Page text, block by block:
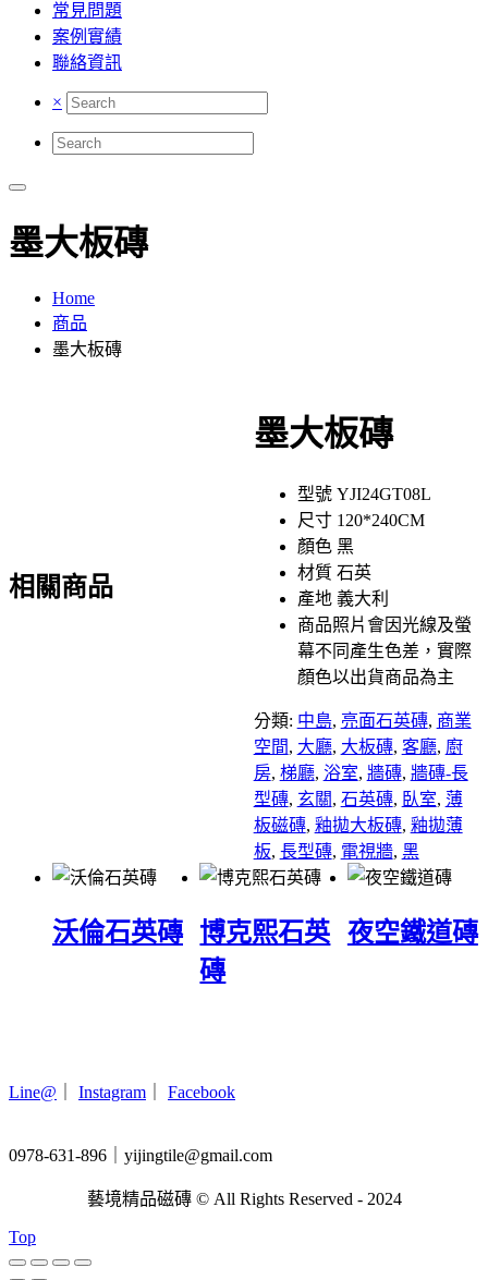
常見問題
案例實績
聯絡資訊
×
墨大板磚
Home
商品
墨大板磚
墨大板磚
型號 YJI24GT08L
尺寸 120*240CM
顏色 黑
材質 石英
產地 義大利
商品照片會因光線及螢
幕不同產生色差，實際
顏色以出貨商品為主
分類: 中島, 亮面石英磚, 商業
空間, 大廳, 大板磚, 客廳, 廚
房, 梯廳, 浴室, 牆磚, 牆磚-長
型磚, 玄關, 石英磚, 臥室, 薄
板磁磚, 釉拋大板磚, 釉拋薄
板, 長型磚, 電視牆, 黑
相關商品
沃倫石英磚
博克熙石英
磚
夜空鐵道磚
Line@ Instagram Facebook
0978-631-896｜yijingtile@gmail.com
藝境精品磁磚 © All Rights Reserved - 2024
Top